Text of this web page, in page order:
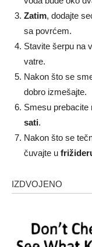
Zatim, dodajte
sa povrćem.
Stavite šerpu na
vatre.
Nakon što se
dobro izmešajte.
Smesu prebacite
sati.
Nakon što se
čuvajte u